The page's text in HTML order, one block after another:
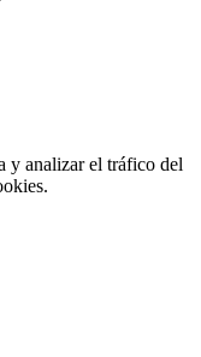
y analizar el tráfico del